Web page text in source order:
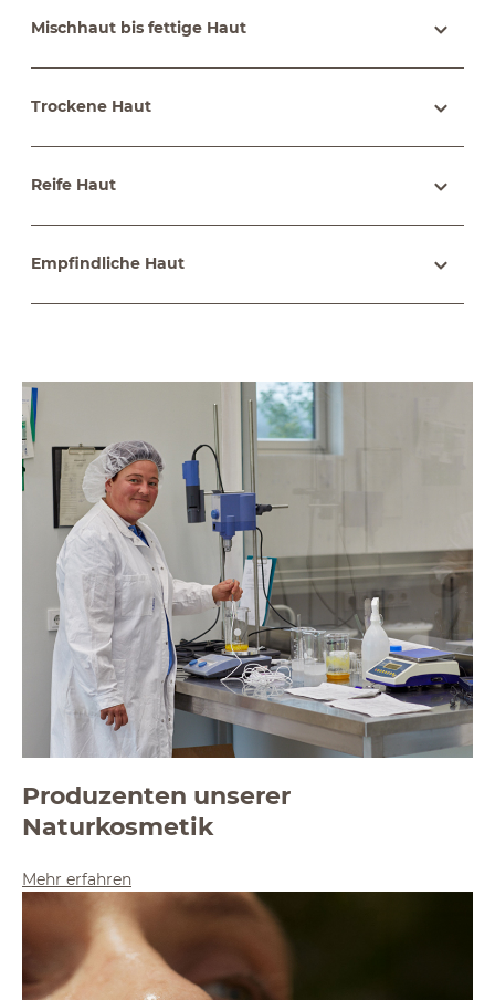
Mischhaut bis fettige Haut
Trockene Haut
Reife Haut
Empfindliche Haut
Produzenten unserer
Naturkosmetik
Mehr erfahren